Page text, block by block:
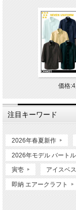
価格
注目キーワード
2026年春夏新作
2026年モデル バートル
寅壱 アイスベ
即納 エアークラフト